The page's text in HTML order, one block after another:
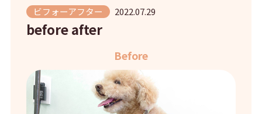
ビフォーアフター 2022.07.29
before after
Before